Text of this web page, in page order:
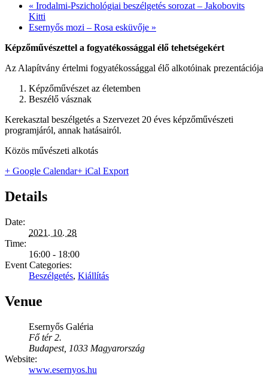
« Irodalmi-Pszichológiai beszélgetés sorozat – Jakobovits
Kitti
Esernyős mozi – Rosa esküvője »
Képzőművészettel a fogyatékossággal élő tehetségekért
Az Alapítvány értelmi fogyatékossággal élő alkotóinak prezentációja
Képzőművészet az életemben
Beszélő vásznak
Kerekasztal beszélgetés a Szervezet 20 éves képzőművészeti
programjáról, annak hatásairól.
Közös művészeti alkotás
+ Google Calendar+ iCal Export
Details
Date:
2021. 10. 28
Time:
16:00 - 18:00
Event Categories:
Beszélgetés, Kiállítás
Venue
Esernyős Galéria
Fő tér 2.
Budapest, 1033 Magyarország
Website:
www.esernyos.hu